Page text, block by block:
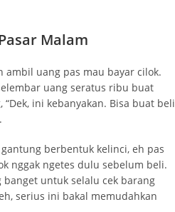
Malam
ambil uang pas mau bayar cilok.
uang seratus ribu buat
ini kebanyakan. Bisa buat beli
berbentuk kelinci, eh pas
nggak ngetes dulu sebelum beli.
untuk selalu cek barang
serius ini bakal memudahkan